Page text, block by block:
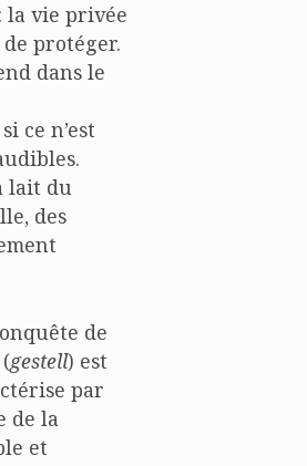
la vie privée
protéger.
dans le
ce n’est
lait du
des
de
gestell) est
par
de la
et